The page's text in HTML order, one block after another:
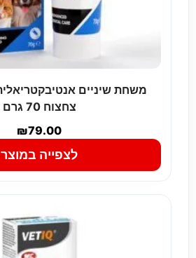
משחת שיניים
צחצוח 70 גרם
₪79.00
לצפייה במוצר